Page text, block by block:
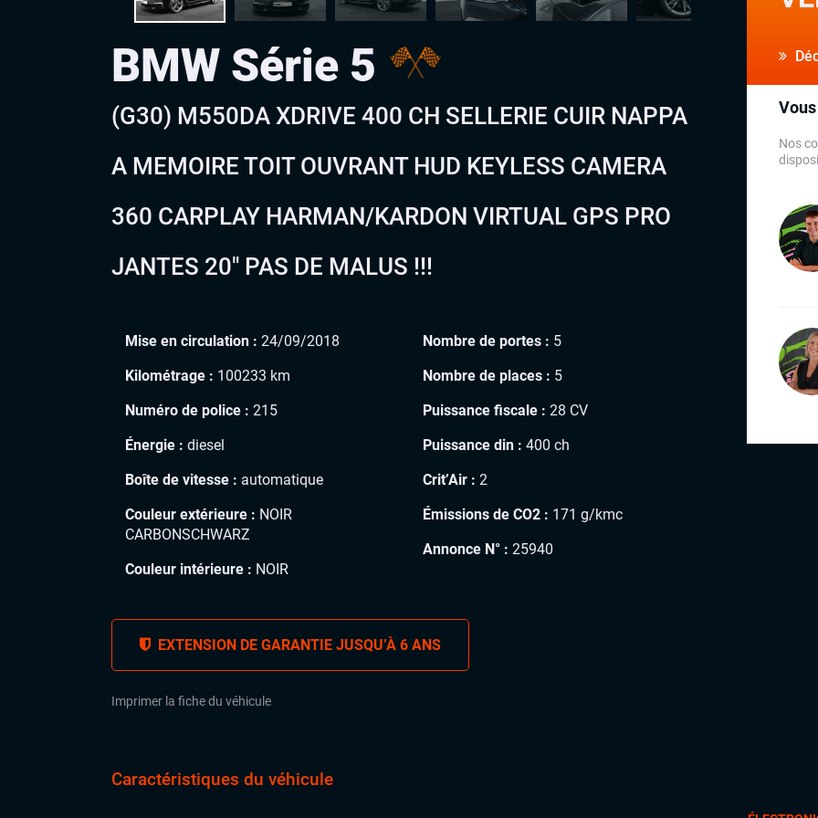
BMW Série 5
(G30) M550DA XDRIVE 400 CH SELLERIE CUIR NAPPA
A MEMOIRE TOIT OUVRANT HUD KEYLESS CAMERA
360 CARPLAY HARMAN/KARDON VIRTUAL GPS PRO
JANTES 20″ PAS DE MALUS !!!
Mise en circulation : 24/09/2018
Kilométrage : 100233 km
Numéro de police : 215
Énergie : diesel
Boîte de vitesse : automatique
Couleur extérieure : NOIR
CARBONSCHWARZ
Couleur intérieure : NOIR
Nombre de portes : 5
Nombre de places : 5
Puissance fiscale : 28 CV
Puissance din : 400 ch
Crit’Air : 2
Émissions de CO2 : 171 g/kmc
Annonce N° : 25940
EXTENSION DE GARANTIE JUSQU’À 6 ANS
Imprimer la fiche du véhicule
Nos
Caractéristiques du véhicule